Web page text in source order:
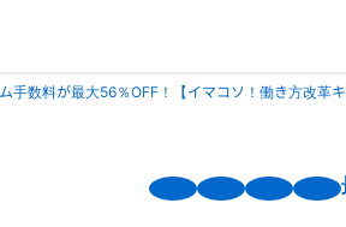
手数料が最大56％OFF！【イマコソ！働き方改革